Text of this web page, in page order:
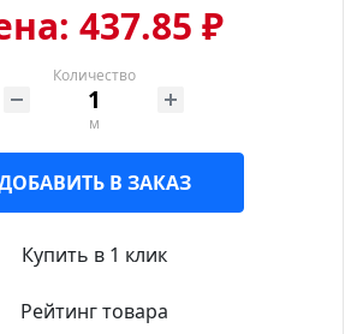
437.85 ₽
Количество
м
В ЗАКАЗ
Купить в 1 клик
Рейтинг товара